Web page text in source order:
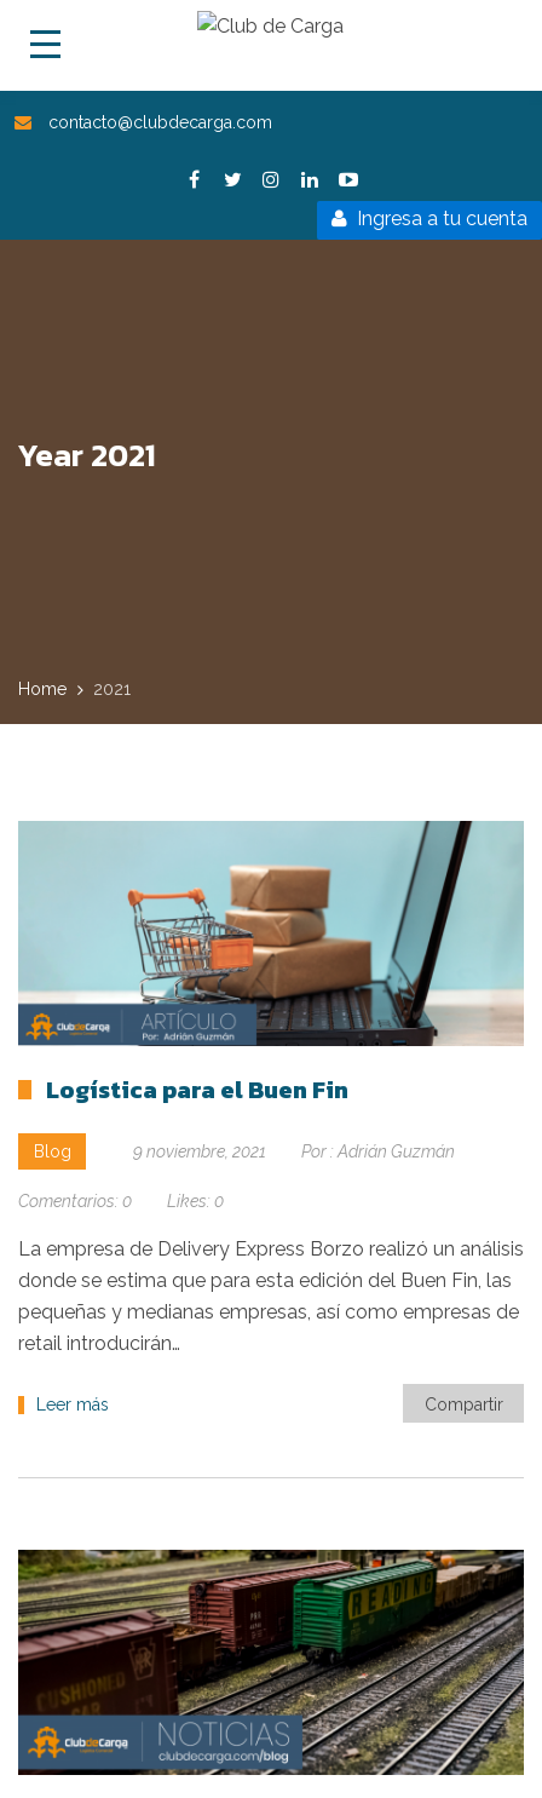
contacto@clubdecarga.com
Ingresa a tu cuenta
Year 2021
Home 2021
Logística para el Buen Fin
Blog 9 noviembre, 2021 Por : Adrián Guzmán
Comentarios: 0 Likes: 0
La empresa de Delivery Express Borzo realizó un análisis
donde se estima que para esta edición del Buen Fin, las
pequeñas y medianas empresas, así como empresas de
retail introducirán…
Leer más Compartir